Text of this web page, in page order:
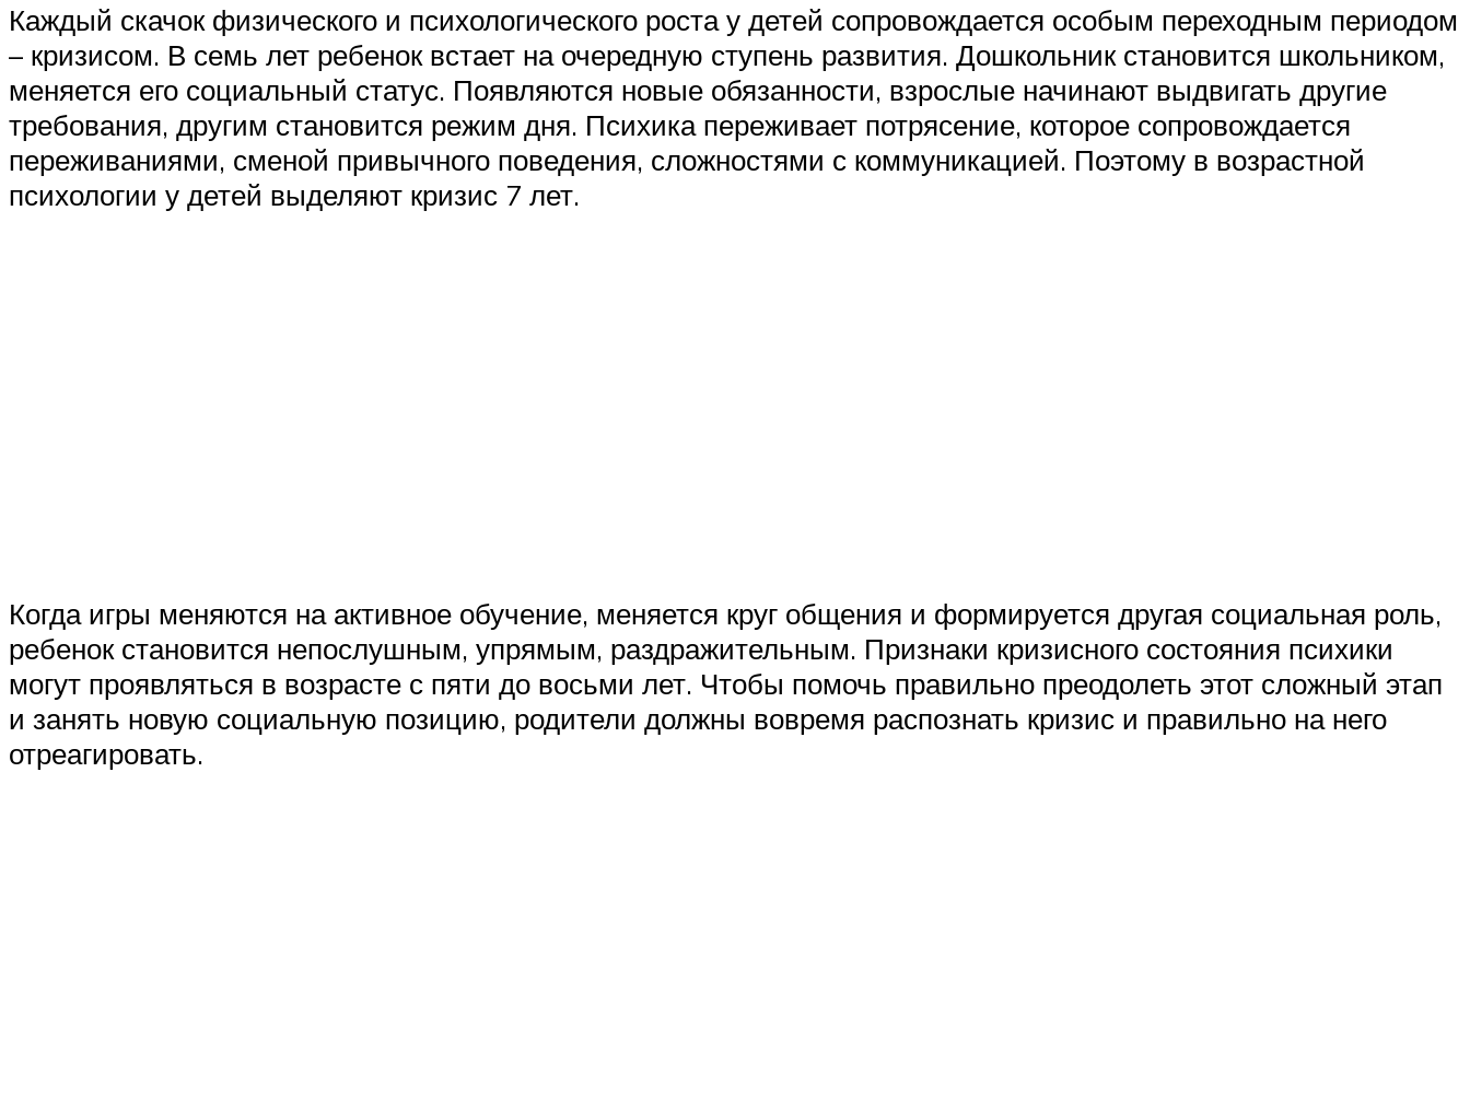
Каждый скачок физического и психологического роста у детей сопровождается особым переходным периодом
– кризисом. В семь лет ребенок встает на очередную ступень развития. Дошкольник становится школьником,
меняется его социальный статус. Появляются новые обязанности, взрослые начинают выдвигать другие
требования, другим становится режим дня. Психика переживает потрясение, которое сопровождается
переживаниями, сменой привычного поведения, сложностями с коммуникацией. Поэтому в возрастной
психологии у детей выделяют кризис 7 лет.
Когда игры меняются на активное обучение, меняется круг общения и формируется другая социальная роль,
ребенок становится непослушным, упрямым, раздражительным. Признаки кризисного состояния психики
могут проявляться в возрасте с пяти до восьми лет. Чтобы помочь правильно преодолеть этот сложный этап
и занять новую социальную позицию, родители должны вовремя распознать кризис и правильно на него
отреагировать.